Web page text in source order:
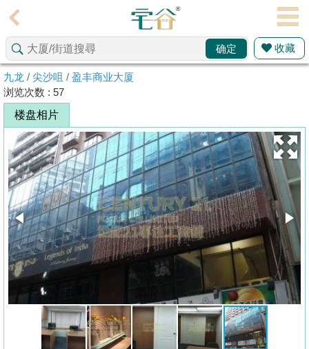
理
主
页
搵
楼/
成
交
业
主
放
盘
宅
按
确定 收藏
九龙 / 尖沙咀 / 盈丰商业大厦
浏览次数 : 57
楼盘相片